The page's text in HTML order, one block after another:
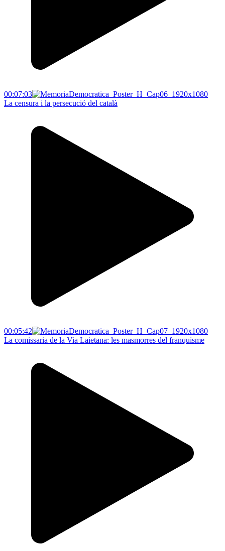
00:07:03
La censura i la persecució del català
00:05:42
La comissaria de la Via Laietana: les masmorres del franquisme